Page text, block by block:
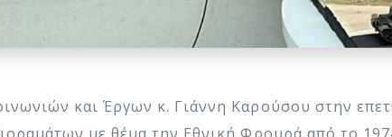
και Έργων κ. Γιάννη Καρούσου στην